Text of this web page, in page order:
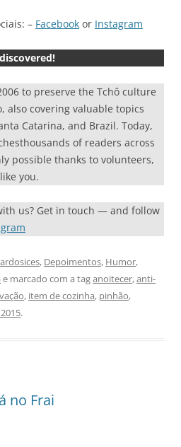
– Facebook or Instagram
to preserve the Tchô culture
also covering valuable topics
Catarina, and Brazil. Today,
of readers across
possible thanks to volunteers,
you.
us? Get in touch — and follow
, Depoimentos, Humor,
e marcado com a taganoitecer,anti-
, item de cozinha, pinhão,
.
no Frai